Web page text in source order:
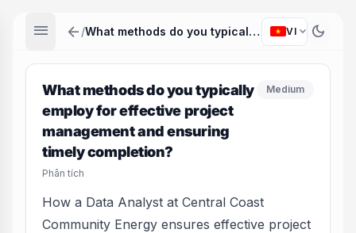
menu arrow_back / What methods do you typically employ for effective project management and ensuring timely completion? VI expand_more dark_mode
What methods do you typically
employ for effective project
management and ensuring
timely completion?
Phân tích
Medium
How a Data Analyst at Central Coast
Community Energy ensures effective project